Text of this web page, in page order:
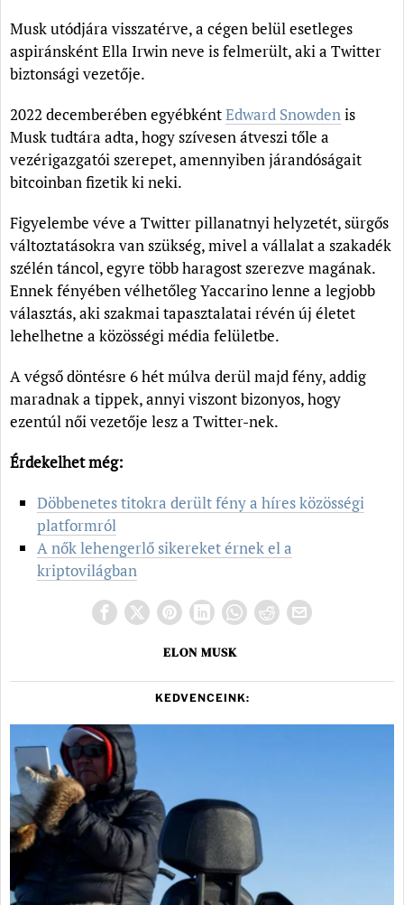
Musk utódjára visszatérve, a cégen belül esetleges
aspiránsként Ella Irwin neve is felmerült, aki a Twitter
biztonsági vezetője.
2022 decemberében egyébkéntEdward Snowdenis
Musk tudtára adta, hogy szívesen átveszi tőle a
vezérigazgatói szerepet, amennyiben járandóságait
bitcoinban fizetik ki neki.
Figyelembe véve a Twitter pillanatnyi helyzetét, sürgős
változtatásokra van szükség, mivel a vállalat a szakadék
szélén táncol, egyre több haragost szerezve magának.
Ennek fényében vélhetőleg Yaccarino lenne a legjobb
választás, aki szakmai tapasztalatai révén új életet
lehelhetne a közösségi média felületbe.
A végső döntésre 6 hét múlva derül majd fény, addig
maradnak a tippek, annyi viszont bizonyos, hogy
ezentúl női vezetője lesz a Twitter-nek.
Érdekelhet még:
Döbbenetes titokra derült fény a híres közösségi
platformról
A nők lehengerlő sikereket érnek el a
kriptovilágban
ELON MUSK
KEDVENCEINK: